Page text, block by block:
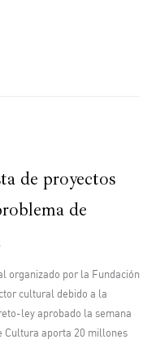
de proyectos
de
organizado por la Fundación
cultural debido a la
ley aprobado la semana
Cultura aporta 20 millones